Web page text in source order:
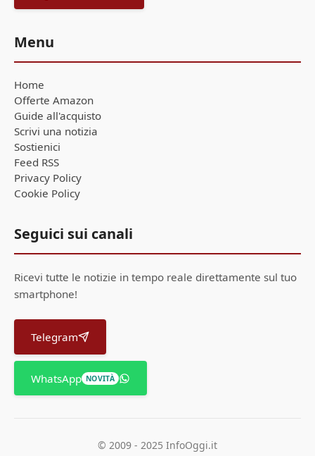
Menu
Home
Offerte Amazon
Guide all'acquisto
Scrivi una notizia
Sostienici
Feed RSS
Privacy Policy
Cookie Policy
Seguici sui canali
Ricevi tutte le notizie in tempo reale direttamente sul tuo
smartphone!
Telegram
WhatsApp NOVITÀ
© 2009 - 2025 InfoOggi.it